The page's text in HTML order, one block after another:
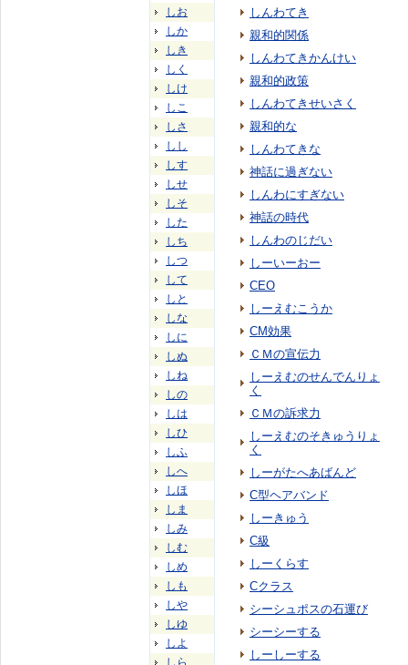
しお
しか
しき
しく
しけ
しこ
しさ
しし
しす
しせ
しそ
した
しち
しつ
して
しと
しな
しに
しぬ
しね
しの
しは
しひ
しふ
しへ
しほ
しま
しみ
しむ
しめ
しも
しや
しゆ
しよ
しら
しんわてき
親和的関係
しんわてきかんけい
親和的政策
しんわてきせいさく
親和的な
しんわてきな
神話に過ぎない
しんわにすぎない
神話の時代
しんわのじだい
しーいーおー
CEO
しーえむこうか
CM効果
ＣＭの宣伝力
しーえむのせんでんりょ
く
ＣＭの訴求力
しーえむのそきゅうりょ
く
しーがたへあばんど
C型ヘアバンド
しーきゅう
C級
しーくらす
Cクラス
シーシュポスの石運び
シーシーする
しーしーする